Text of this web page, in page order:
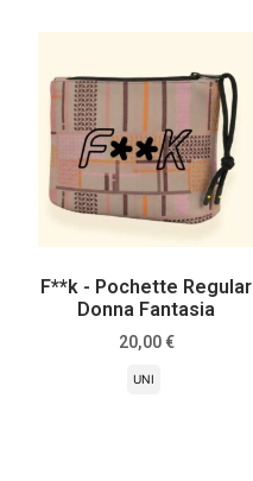
F**k - Pochette Regular
Donna Fantasia
20,00 €
UNI